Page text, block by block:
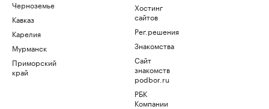
Черноземье
Кавказ
Карелия
Мурманск
Приморский
край
Хостинг
сайтов
Рег.решения
Знакомства
Сайт
знакомств
podbor.ru
РБК
Компании